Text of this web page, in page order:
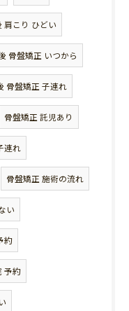
肩こり ひどい
骨盤矯正 いつから
骨盤矯正 子連れ
骨盤矯正 託児あり
連れ
骨盤矯正 施術の流れ
い
約
予約